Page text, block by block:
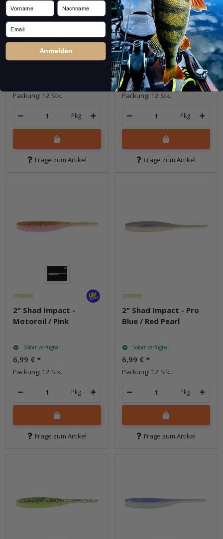
2" Shad Impact - Lime /
Chartreuse
Packung: 12 Stk.
Pkg.
Frage zum Artikel
2" Shad Impact -
Motoroil / Chartreuse
Sofort verfügbar
6,99 €*
Packung: 12 Stk.
Pkg.
Frage zum Artikel
2" Shad Impact -
Motoroil / Pink
Sofort verfügbar
6,99 € *
Packung: 12 Stk.
Pkg.
Frage zum Artikel
2" Shad Impact - Pro
Blue / Red Pearl
Sofort verfügbar
6,99 € *
Packung: 12 Stk.
Pkg.
Frage zum Artikel
Vorname Nachname
Email
Anmelden